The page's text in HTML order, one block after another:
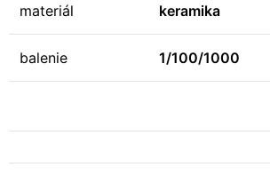
materiál keramika
balenie 1/100/1000